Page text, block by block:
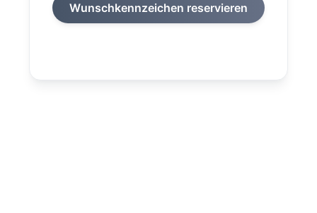
Wunschkennzeichen reservieren